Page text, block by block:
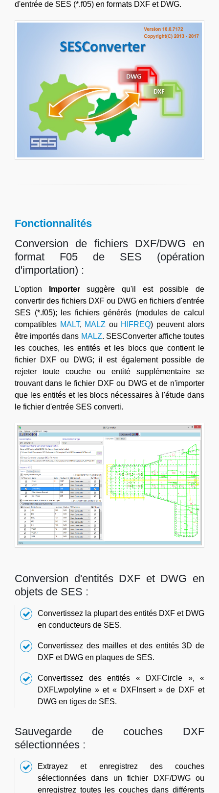
d'entrée de SES (*.f05) en formats DXF et DWG.
Fonctionnalités
Conversion de fichiers DXF/DWG en
format F05 de SES (opération
d'importation) :
L'option Importersuggère qu'il est possible de
convertir des fichiers DXF ou DWG en fichiers d'entrée
SES (*.f05); les fichiers générés (modules de calcul
compatibles MALT, MALZ ou HIFREQ) peuvent alors
être importés dans MALZ. SESConverter affiche toutes
les couches, les entités et les blocs que contient le
fichier DXF ou DWG; il est également possible de
rejeter toute couche ou entité supplémentaire se
trouvant dans le fichier DXF ou DWG et de n'importer
que les entités et les blocs nécessaires à l'étude dans
le fichier d'entrée SES converti.
Conversion d'entités DXF et DWG en
objets de SES :
Convertissez la plupart des entités DXF et DWG
en conducteurs de SES.
Convertissez des mailles et des entités 3D de
DXF et DWG en plaques de SES.
Convertissez des entités « DXFCircle », «
DXFLwpolyline » et « DXFInsert » de DXF et
DWG en tiges de SES.
Sauvegarde de couches DXF
sélectionnées :
Extrayez et enregistrez des couches
sélectionnées dans un fichier DXF/DWG ou
enregistrez toutes les couches dans différents